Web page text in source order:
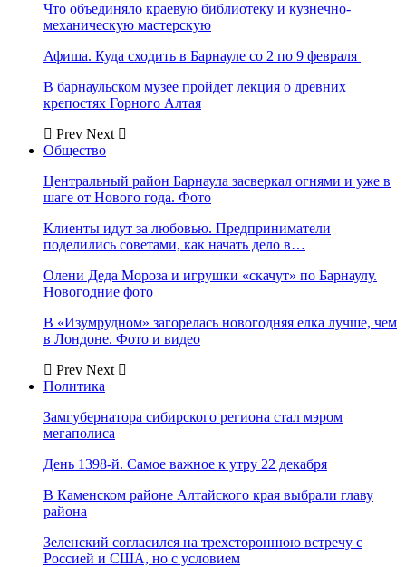
Что объединяло краевую библиотеку и кузнечно-
механическую мастерскую
Афиша. Куда сходить в Барнауле со 2 по 9 февраля
В барнаульском музее пройдет лекция о древних
крепостях Горного Алтая
Prev Next
Общество
Центральный район Барнаула засверкал огнями и уже в
шаге от Нового года. Фото
Клиенты идут за любовью. Предприниматели
поделились советами, как начать дело в…
Олени Деда Мороза и игрушки «скачут» по Барнаулу.
Новогодние фото
В «Изумрудном» загорелась новогодняя елка лучше, чем
в Лондоне. Фото и видео
Prev Next
Политика
Замгубернатора сибирского региона стал мэром
мегаполиса
День 1398-й. Самое важное к утру 22 декабря
В Каменском районе Алтайского края выбрали главу
района
Зеленский согласился на трехстороннюю встречу с
Россией и США, но с условием